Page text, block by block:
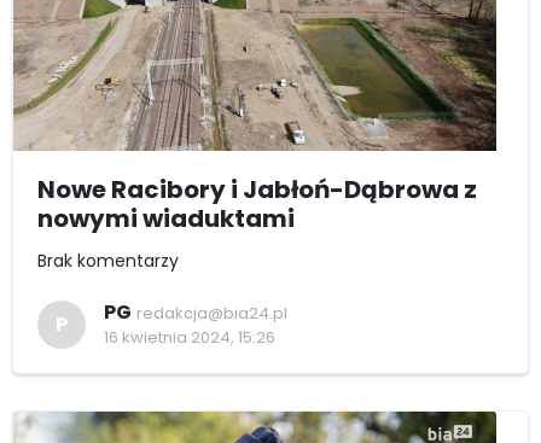
Nowe Racibory i Jabłoń-Dąbrowa z
nowymi wiaduktami
Brak komentarzy
P PG redakcja@bia24.pl
16 kwietnia 2024, 15:26